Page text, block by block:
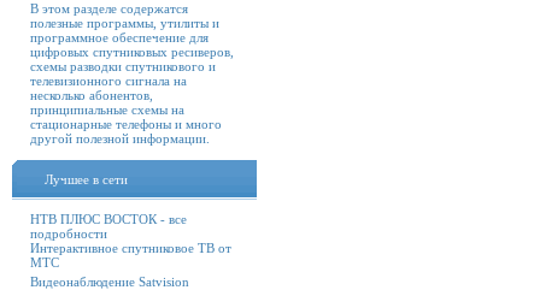
В этом разделе содержатся
полезные программы, утилиты и
программное обеспечение для
цифровых спутниковых ресиверов,
схемы разводки спутникового и
телевизионного сигнала на
несколько абонентов,
принципиальные схемы на
стационарные телефоны и много
другой полезной информации.
Лучшее в сети
НТВ ПЛЮС ВОСТОК - все
подробности
Интерактивное спутниковое ТВ от
МТС
Видеонаблюдение Satvision